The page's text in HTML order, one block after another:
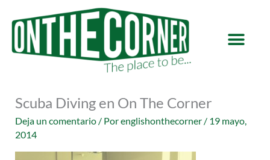
contenido
Scuba Diving en On The Corner
Deja un comentario / Porenglishonthecorner / 19 mayo,
2014